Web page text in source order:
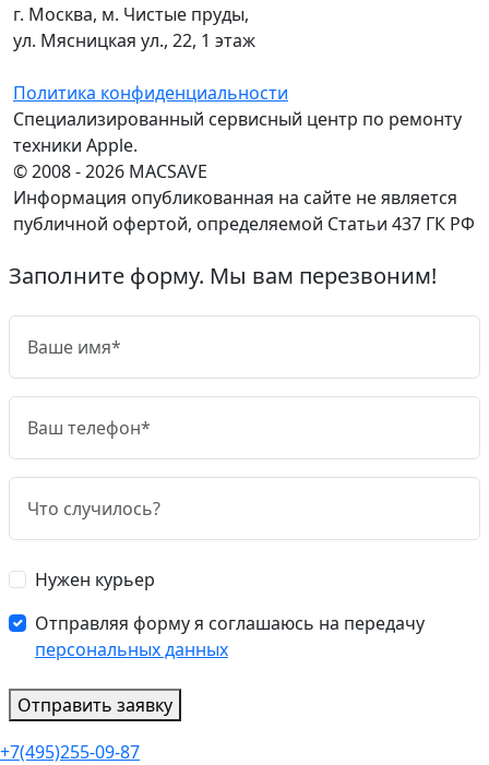
г. Москва, м. Чистые пруды,
ул. Мясницкая ул., 22, 1 этаж
Политика конфиденциальности
Специализированный сервисный центр по ремонту
техники Apple.
© 2008 - 2026 MACSAVE
Информация опубликованная на сайте не является
публичной офертой, определяемой Статьи 437 ГК РФ
Заполните форму. Мы вам перезвоним!
Нужен курьер
Отправляя форму я соглашаюсь на передачу
персональных данных
Отправить заявку
+7(495)255-09-87